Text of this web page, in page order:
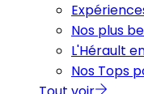
Nos plus
L'Hérault
Nos Tops